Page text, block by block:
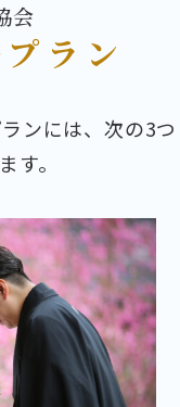
会
ラン
ンには、次の3つ
す。